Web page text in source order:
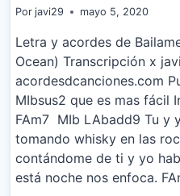
Por javi29 mayo 5, 2020
Letra y acordes de
Ocean) Transcripción x
acordesdcanciones.com
MIbsus2 que es mas fácil
FAm7 MIb LAbadd9 Tu y
tomando whisky en las
contándome de ti y yo
está noche nos enfoca.